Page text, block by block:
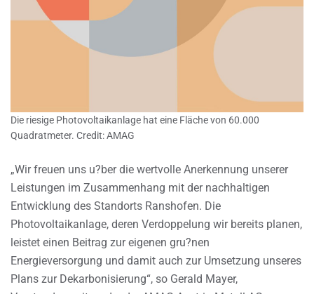
Die riesige Photovoltaikanlage hat eine Fläche von 60.000
Quadratmeter. Credit: AMAG
„Wir freuen uns u?ber die wertvolle Anerkennung unserer
Leistungen im Zusammenhang mit der nachhaltigen
Entwicklung des Standorts Ranshofen. Die
Photovoltaikanlage, deren Verdoppelung wir bereits planen,
leistet einen Beitrag zur eigenen gru?nen
Energieversorgung und damit auch zur Umsetzung unseres
Plans zur Dekarbonisierung“, so Gerald Mayer,